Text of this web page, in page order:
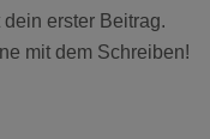
erster Beitrag.
mit dem Schreiben!